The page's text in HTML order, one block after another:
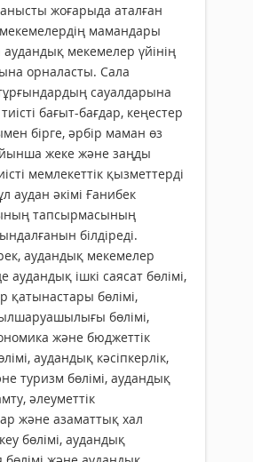
жоғарыда аталған
мекемелердің мамандары
аудандық мекемелер үйінің
орналасты. Сала
сауалдарына
бағыт-бағдар, кеңестер
бірге, әрбір маман өз
жеке және заңды
мемлекеттік қызметтерді
аудан әкімі Ғанибек
тапсырмасының
білдіреді.
аудандық мекемелер
аудандық ішкі саясат бөлімі,
қатынастары бөлімі,
бөлімі,
және бюджеттік
аудандық кәсіпкерлік,
туризм бөлімі, аудандық
әлеуметтік
және азаматтық хал
бөлімі, аудандық